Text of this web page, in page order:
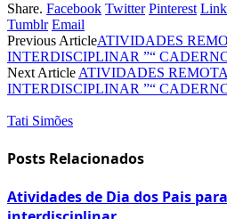
Share. Facebook Twitter Pinterest
Tumblr Email
Previous ArticleATIVIDADES
INTERDISCIPLINAR ”“
Next ArticleATIVIDADES
INTERDISCIPLINAR ”“
Tati Simões
Posts Relacionados
Atividades de Dia dos Pais